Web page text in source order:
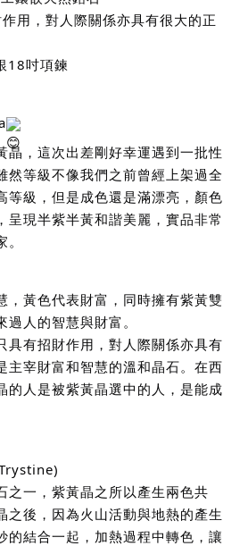
用，對人際關係亦具有很大的正
18吋項鍊
晶，這次出差剛好幸運遇到一批性
然等級不像我們之前曾經上架過全
等級，但是成色還是滿漂亮，顏色
呈現半紫半黃和諧美麗，實品非常
，黃色代表財富，同時擁有紫黃雙
人的智慧與財富。
具有招財作用，對人際關係亦具有
主宰財富和智慧的溫和晶石。在西
的人是被紫黃晶選中的人，是能成
之一，紫黃晶之所以產生兩色共
之後，因為火山活動與地熱的產生
的結合一起，加熱過程中轉色，讓